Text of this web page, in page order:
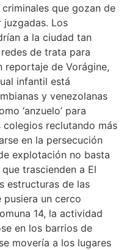
que gozan de
Los
a la ciudad tan
de trata para
reportaje de Vorágine,
infantil está
y venezolanas
‘anzuelo’ para
reclutando más
en la persecución
explotación no basta
trascienden a El
estructuras de las
pusiera un cerco
14, la actividad
en los barrios de
movería a los lugares